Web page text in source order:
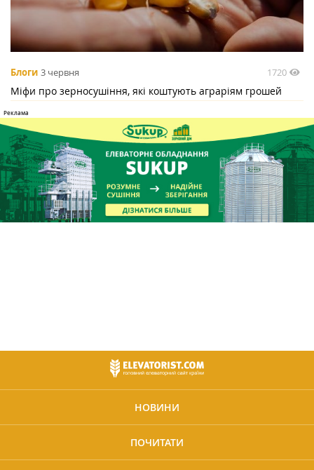
Блоги 3 червня 1720
Міфи про зерносушіння, які коштують аграріям грошей
НОВИНИ
ПОЧИТАТИ